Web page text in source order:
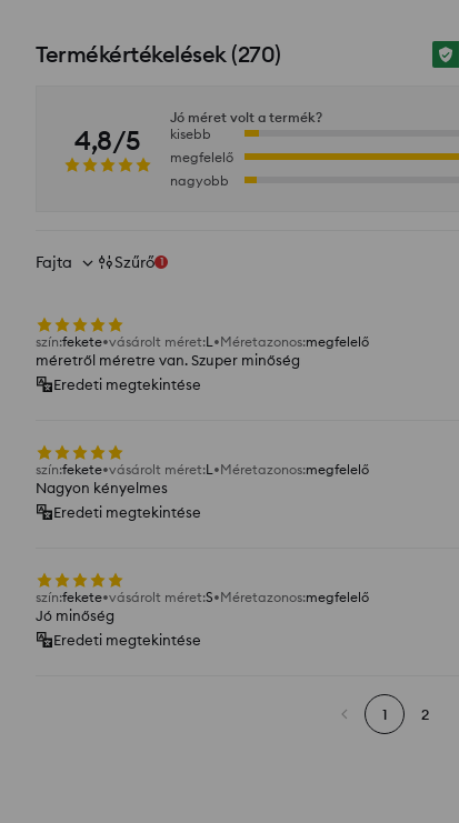
Termékértékelések (270)
4,8/5
Jó méret volt a termék?
kisebb
megfelelő
nagyobb
Fajta Szűrő 1
szín:fekete vásárolt méret:L Méretazonos:megfelelő
méretről méretre van. Szuper minőség
Eredeti megtekintése
szín:fekete vásárolt méret:L Méretazonos:megfelelő
Nagyon kényelmes
Eredeti megtekintése
szín:fekete vásárolt méret:S Méretazonos:megfelelő
Jó minőség
Eredeti megtekintése
1 2